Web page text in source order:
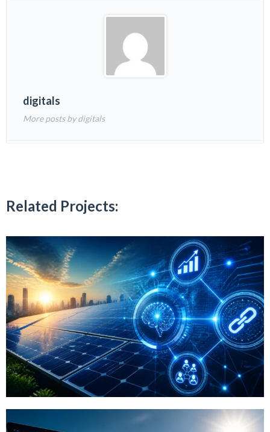
digitals
More posts by digitals
Related Projects: